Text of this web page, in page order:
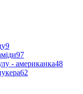
9
97
- американка48
62